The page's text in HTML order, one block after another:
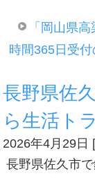
「岡山県
時間365日受
長野県佐
ら生活ト
2026年4月29日
長野県佐久市